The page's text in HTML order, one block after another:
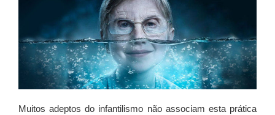
Muitos adeptos do infantilismo não associam esta prática